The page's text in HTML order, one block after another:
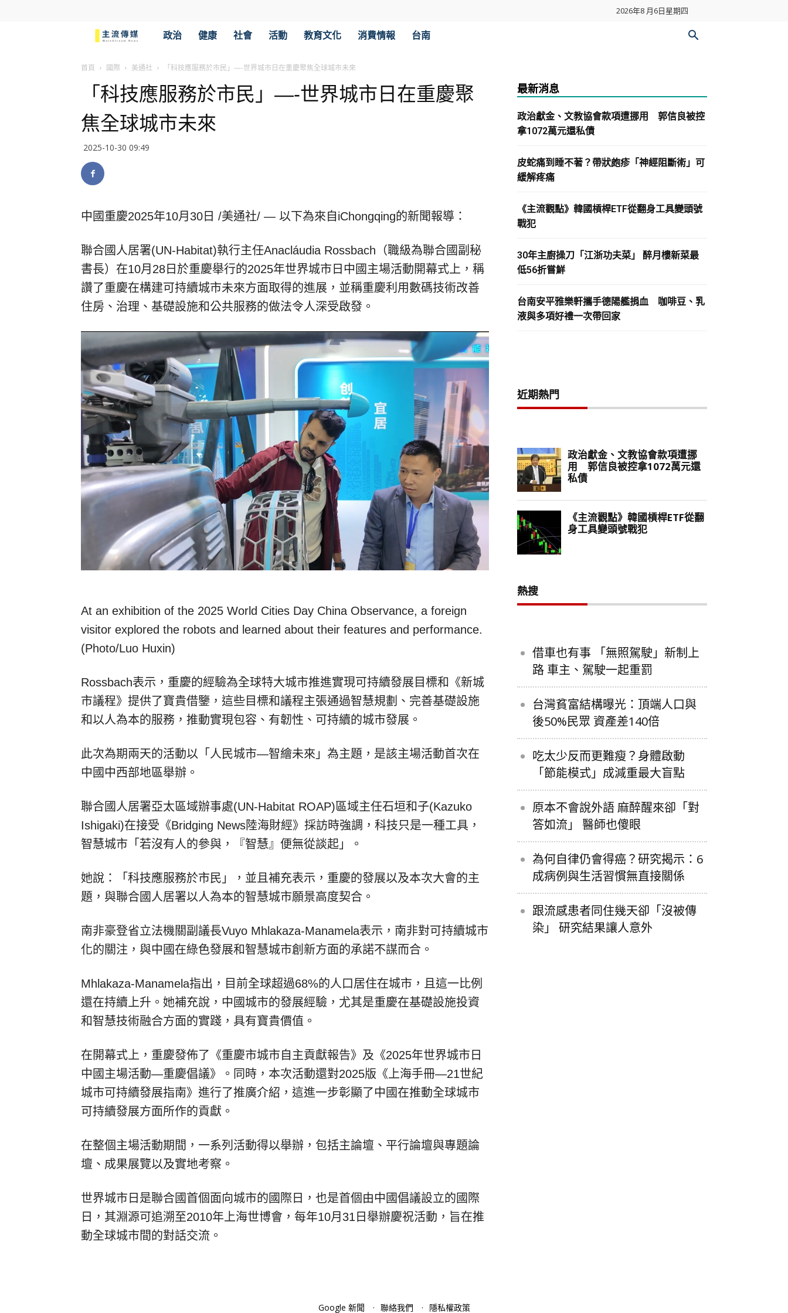
2026年8 月6日星期四
傳
媒
政治 健康 社會 活動 教育文化 消費情報 台南
首頁 國際 美通社 「科技應服務於市民」—-世界城市日在重慶聚焦全球城市未來
「科技應服務於市民」—-世界城市日在重慶聚
焦全球城市未來
2025-10-30 09:49
中國重慶2025年10月30日 /美通社/ — 以下為來自iChongqing的新聞報導：
聯合國人居署(UN-Habitat)執行主任Anacláudia Rossbach（職級為聯合國副秘
書長）在10月28日於重慶舉行的2025年世界城市日中國主場活動開幕式上，稱
讚了重慶在構建可持續城市未來方面取得的進展，並稱重慶利用數碼技術改善
住房、治理、基礎設施和公共服務的做法令人深受啟發。
At an exhibition of the 2025 World Cities Day China Observance, a foreign
visitor explored the robots and learned about their features and performance.
(Photo/Luo Huxin)
Rossbach表示，重慶的經驗為全球特大城市推進實現可持續發展目標和《新城
市議程》提供了寶貴借鑒，這些目標和議程主張通過智慧規劃、完善基礎設施
和以人為本的服務，推動實現包容、有韌性、可持續的城市發展。
此次為期兩天的活動以「人民城市—智繪未來」為主題，是該主場活動首次在
中國中西部地區舉辦。
聯合國人居署亞太區域辦事處(UN-Habitat ROAP)區域主任石垣和子(Kazuko
Ishigaki)在接受《Bridging News陸海財經》採訪時強調，科技只是一種工具，
智慧城市「若沒有人的參與，『智慧』便無從談起」。
她說：「科技應服務於市民」，並且補充表示，重慶的發展以及本次大會的主
題，與聯合國人居署以人為本的智慧城市願景高度契合。
南非豪登省立法機關副議長Vuyo Mhlakaza-Manamela表示，南非對可持續城市
化的關注，與中國在綠色發展和智慧城市創新方面的承諾不謀而合。
Mhlakaza-Manamela指出，目前全球超過68%的人口居住在城市，且這一比例
還在持續上升。她補充說，中國城市的發展經驗，尤其是重慶在基礎設施投資
和智慧技術融合方面的實踐，具有寶貴價值。
在開幕式上，重慶發佈了《重慶市城市自主貢獻報告》及《2025年世界城市日
中國主場活動—重慶倡議》。同時，本次活動還對2025版《上海手冊—21世紀
城市可持續發展指南》進行了推廣介紹，這進一步彰顯了中國在推動全球城市
可持續發展方面所作的貢獻。
在整個主場活動期間，一系列活動得以舉辦，包括主論壇、平行論壇與專題論
壇、成果展覽以及實地考察。
世界城市日是聯合國首個面向城市的國際日，也是首個由中國倡議設立的國際
日，其淵源可追溯至2010年上海世博會，每年10月31日舉辦慶祝活動，旨在推
動全球城市間的對話交流。
最新消息
政治獻金、文教協會款項遭挪用 郭信良被控
拿1072萬元還私債
皮蛇痛到睡不著？帶狀皰疹「神經阻斷術」可
緩解疼痛
《主流觀點》韓國槓桿ETF從翻身工具變頭號
戰犯
30年主廚操刀「江浙功夫菜」 醉月樓新菜最
低56折嘗鮮
台南安平雅樂軒攜手德陽艦捐血 咖啡豆、乳
液與多項好禮一次帶回家
近期熱門
熱搜
借車也有事 「無照駕駛」新制上
路 車主、駕駛一起重罰
台灣貧富結構曝光：頂端人口與
後50%民眾 資產差140倍
吃太少反而更難瘦？身體啟動
「節能模式」成減重最大盲點
原本不會說外語 麻醉醒來卻「對
答如流」 醫師也傻眼
為何自律仍會得癌？研究揭示：6
成病例與生活習慣無直接關係
跟流感患者同住幾天卻「沒被傳
染」 研究結果讓人意外
Google 新聞 聯絡我們 隱私權政策